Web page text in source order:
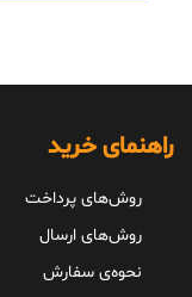
راهنمای خرید
روش‌های پرداخت
روش‌های ارسال
نحوه‌ی سفارش